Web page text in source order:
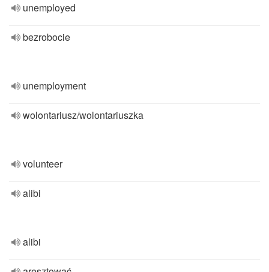
unemployed
bezrobocie
unemployment
wolontariusz/wolontariuszka
volunteer
alibi
alibi